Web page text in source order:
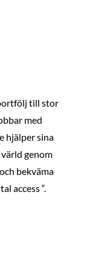
till stor
med
hjälper sina
genom
bekväma
access “.